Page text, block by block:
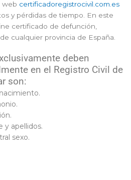
web certificadoregistrocivil.com.es
y pérdidas de tiempo. En este
certificado de defunción,
cualquier provincia de España.
deben
en el Registro Civil de
son:
y apellidos.
sexo.